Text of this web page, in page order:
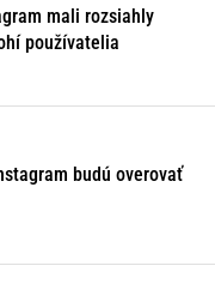
mali rozsiahly
používatelia
budú overovať